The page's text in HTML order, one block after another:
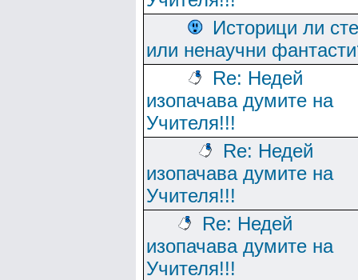
Историци ли сте
или ненаучни
Re: Недей
изопачава думите на
Учителя!!!
Re: Недей
изопачава думите на
Учителя!!!
Re: Недей
изопачава думите на
Учителя!!!